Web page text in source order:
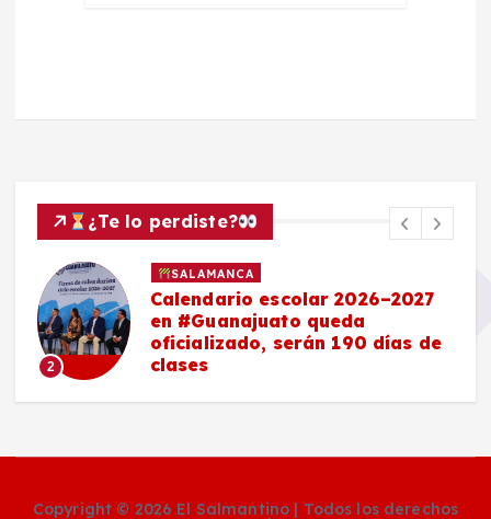
¿Te lo perdiste?
2
SALAMANCA
Calendario escolar 2026–2027
en #Guanajuato queda
oficializado, serán 190 días de
clases
Copyright © 2026 El Salmantino | Todos los derechos